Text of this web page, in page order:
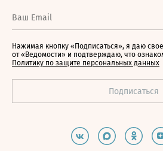
Нажимая кнопку «Подписаться», я даю
от «Ведомости» и подтверждаю, что
Политику по защите персональных данных